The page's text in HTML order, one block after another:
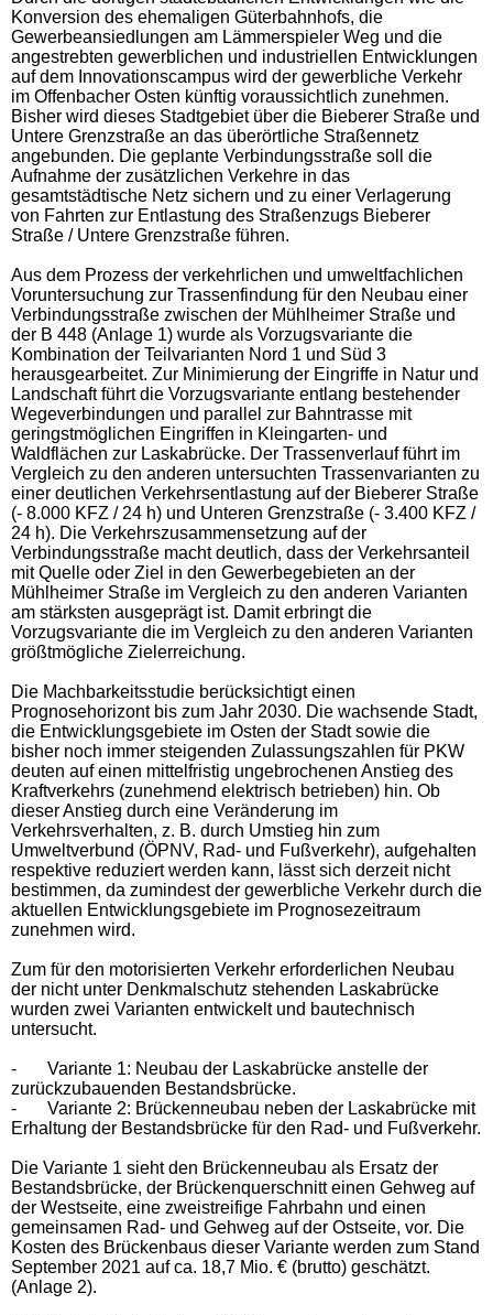
Konversion des ehemaligen Güterbahnhofs, die
Gewerbeansiedlungen am Lämmerspieler Weg und die
angestrebten gewerblichen und industriellen Entwicklungen
auf dem Innovationscampus wird der gewerbliche Verkehr
im Offenbacher Osten künftig voraussichtlich zunehmen.
Bisher wird dieses Stadtgebiet über die Bieberer Straße und
Untere Grenzstraße an das überörtliche Straßennetz
angebunden. Die geplante Verbindungsstraße soll die
Aufnahme der zusätzlichen Verkehre in das
gesamtstädtische Netz sichern und zu einer Verlagerung
von Fahrten zur Entlastung des Straßenzugs Bieberer
Straße / Untere Grenzstraße führen.
Aus dem Prozess der verkehrlichen und umweltfachlichen
Voruntersuchung zur Trassenfindung für den Neubau einer
Verbindungsstraße zwischen der Mühlheimer Straße und
der B 448 (Anlage 1) wurde als Vorzugsvariante die
Kombination der Teilvarianten Nord 1 und Süd 3
herausgearbeitet. Zur Minimierung der Eingriffe in Natur und
Landschaft führt die Vorzugsvariante entlang bestehender
Wegeverbindungen und parallel zur Bahntrasse mit
geringstmöglichen Eingriffen in Kleingarten- und
Waldflächen zur Laskabrücke. Der Trassenverlauf führt im
Vergleich zu den anderen untersuchten Trassenvarianten zu
einer deutlichen Verkehrsentlastung auf der Bieberer Straße
(- 8.000 KFZ / 24 h) und Unteren Grenzstraße (- 3.400 KFZ /
24 h). Die Verkehrszusammensetzung auf der
Verbindungsstraße macht deutlich, dass der Verkehrsanteil
mit Quelle oder Ziel in den Gewerbegebieten an der
Mühlheimer Straße im Vergleich zu den anderen Varianten
am stärksten ausgeprägt ist. Damit erbringt die
Vorzugsvariante die im Vergleich zu den anderen Varianten
größtmögliche Zielerreichung.
Die Machbarkeitsstudie berücksichtigt einen
Prognosehorizont bis zum Jahr 2030. Die wachsende Stadt,
die Entwicklungsgebiete im Osten der Stadt sowie die
bisher noch immer steigenden Zulassungszahlen für PKW
deuten auf einen mittelfristig ungebrochenen Anstieg des
Kraftverkehrs (zunehmend elektrisch betrieben) hin. Ob
dieser Anstieg durch eine Veränderung im
Verkehrsverhalten, z. B. durch Umstieg hin zum
Umweltverbund (ÖPNV, Rad- und Fußverkehr), aufgehalten
respektive reduziert werden kann, lässt sich derzeit nicht
bestimmen, da zumindest der gewerbliche Verkehr durch die
aktuellen Entwicklungsgebiete im Prognosezeitraum
zunehmen wird.
Zum für den motorisierten Verkehr erforderlichen Neubau
der nicht unter Denkmalschutz stehenden Laskabrücke
wurden zwei Varianten entwickelt und bautechnisch
untersucht.
-
Variante 1: Neubau der Laskabrücke anstelle der
zurückzubauenden Bestandsbrücke.
-
Variante 2: Brückenneubau neben der Laskabrücke mit
Erhaltung der Bestandsbrücke für den Rad- und Fußverkehr.
Die Variante 1 sieht den Brückenneubau als Ersatz der
Bestandsbrücke, der Brückenquerschnitt einen Gehweg auf
der Westseite, eine zweistreifige Fahrbahn und einen
gemeinsamen Rad- und Gehweg auf der Ostseite, vor. Die
Kosten des Brückenbaus dieser Variante werden zum Stand
September 2021 auf ca. 18,7 Mio. € (brutto) geschätzt.
(Anlage 2).